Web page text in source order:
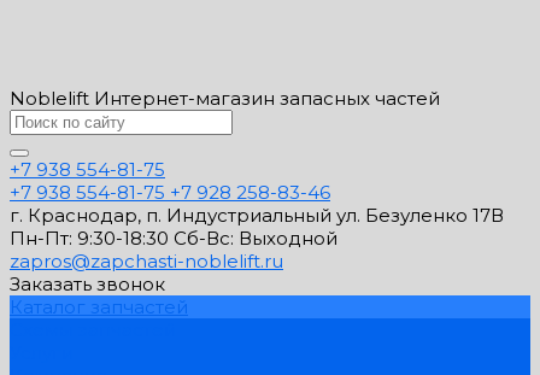
Noblelift Интернет-магазин запасных частей
+7 938 554-81-75
+7 938 554-81-75 +7 928 258-83-46
г. Краснодар, п. Индустриальный ул. Безуленко 17В
Пн-Пт: 9:30-18:30 Cб-Вс: Выходной
zapros@zapchasti-noblelift.ru
Заказать звонок
Каталог запчастей